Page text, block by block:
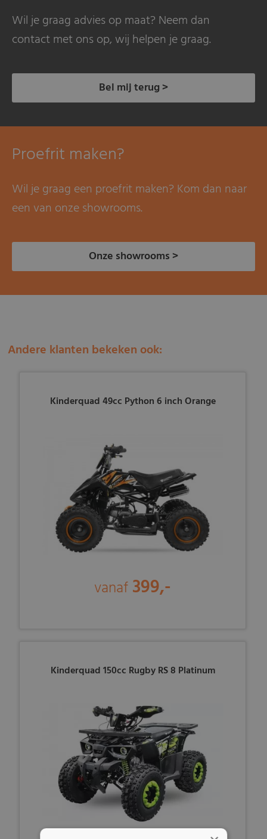
Wil je graag advies op maat? Neem dan
contact met ons op, wij helpen je graag.
Bel mij terug >
Proefrit maken?
Wil je graag een proefrit maken? Kom dan naar
een van onze showrooms.
Onze showrooms >
Andere klanten bekeken ook:
Kinderquad 49cc Python 6 inch Orange
vanaf 399,-
Kinderquad 150cc Rugby RS 8 Platinum